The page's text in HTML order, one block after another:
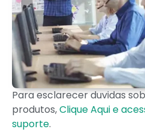
Para esclarecer duvidas
produtos,Clique Aqui e
suporte.